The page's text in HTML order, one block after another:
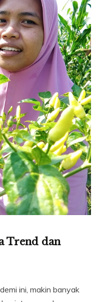
Trend dan
ini, makin banyak